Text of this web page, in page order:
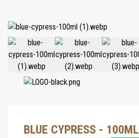
BLUE CYPRESS - 100ML